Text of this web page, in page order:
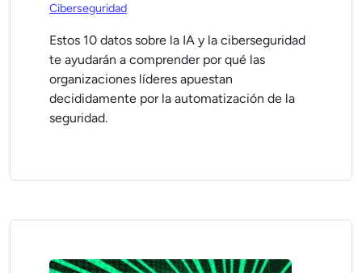
Ciberseguridad
Estos 10 datos sobre la IA y la ciberseguridad
te ayudarán a comprender por qué las
organizaciones líderes apuestan
decididamente por la automatización de la
seguridad.